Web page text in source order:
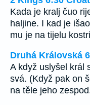
Kada je kralj čuo
haljine. I kad je
mu je na tijelu
Druhá Královská
A když uslyšel král
svá. (Když pak on
na těle jeho